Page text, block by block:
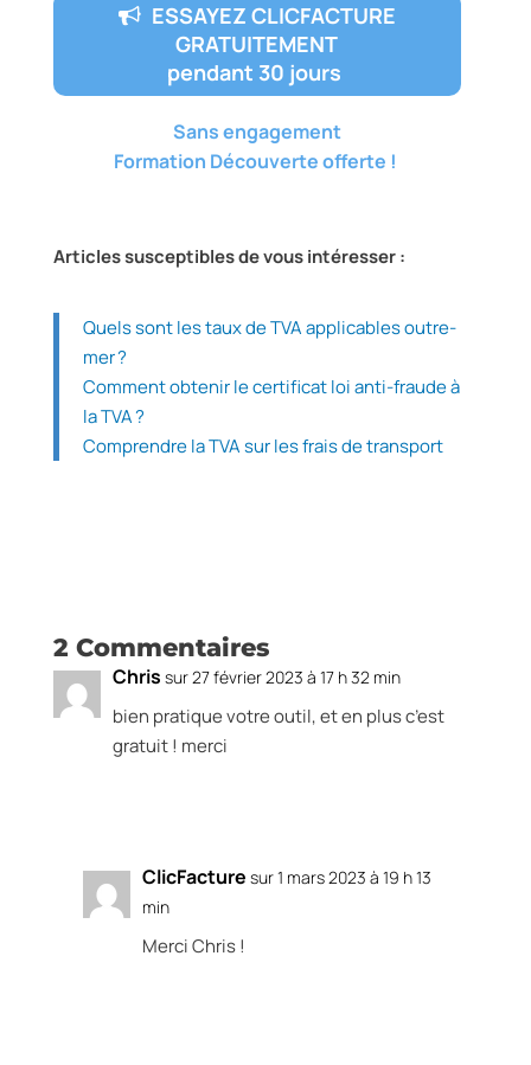
ESSAYEZ CLICFACTURE
GRATUITEMENT
pendant 30 jours
Sans engagement
Formation Découverte offerte !
Articles susceptibles de vous intéresser :
Quels sont les taux de TVA applicables outre-
mer ?
Comment obtenir le certificat loi anti-fraude à
la TVA ?
Comprendre la TVA sur les frais de transport
2 Commentaires
Chris sur 27 février 2023 à 17 h 32 min
bien pratique votre outil, et en plus c’est
gratuit ! merci
ClicFacture sur 1 mars 2023 à 19 h 13
min
Merci Chris !